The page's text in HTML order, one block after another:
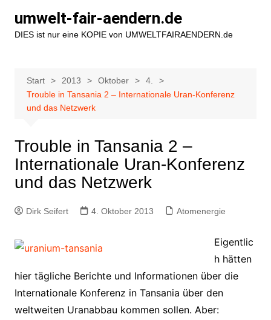
Inhalt
springen
umwelt-fair-aendern.de
DIES ist nur eine KOPIE von UMWELTFAIRAENDERN.de
Start 2013 Oktober
4.
Trouble in Tansania 2 – Internationale Uran-Konferenz
und das Netzwerk
Trouble in Tansania 2 –
Internationale Uran-Konferenz
und das Netzwerk
Dirk Seifert 4. Oktober 2013 Atomenergie
Eigentlic
h hätten
hier tägliche Berichte und Informationen über die
Internationale Konferenz in Tansania über den
weltweiten Uranabbau kommen sollen. Aber: